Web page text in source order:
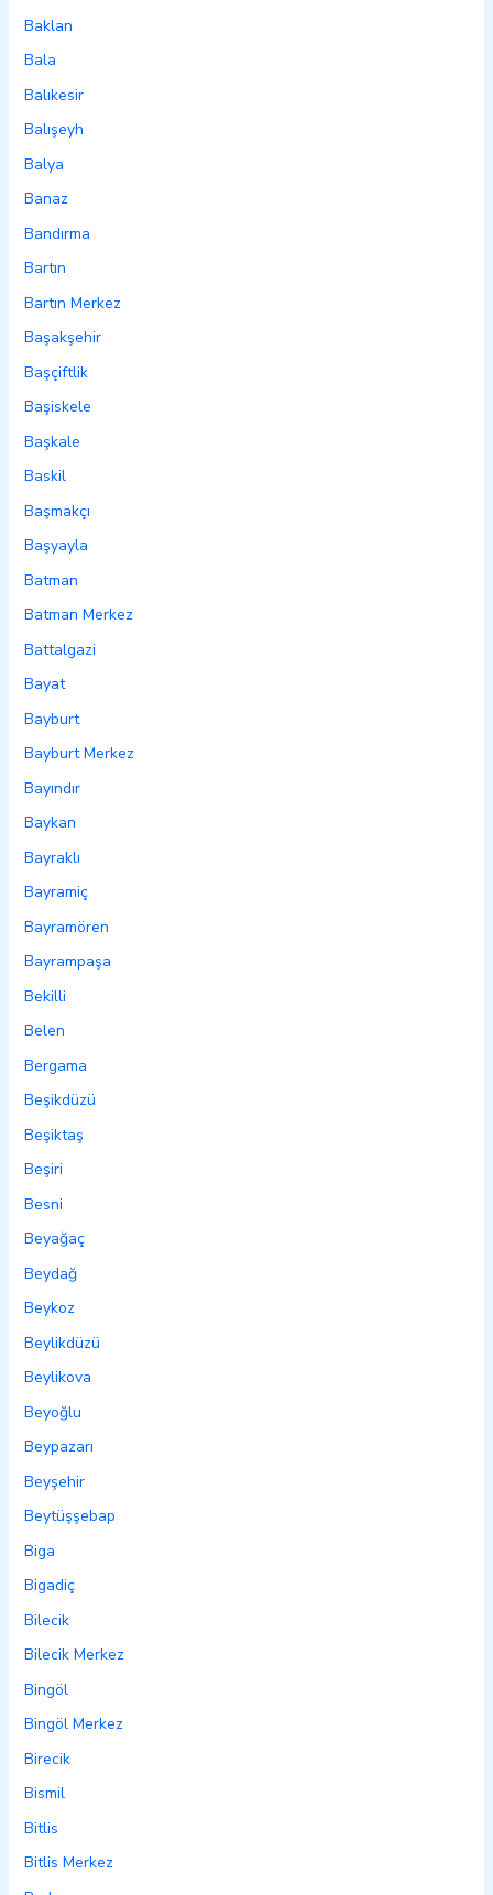
Baklan
Bala
Balıkesir
Balışeyh
Balya
Banaz
Bandırma
Bartın
Bartın Merkez
Başakşehir
Başçiftlik
Başiskele
Başkale
Baskil
Başmakçı
Başyayla
Batman
Batman Merkez
Battalgazi
Bayat
Bayburt
Bayburt Merkez
Bayındır
Baykan
Bayraklı
Bayramiç
Bayramören
Bayrampaşa
Bekilli
Belen
Bergama
Beşikdüzü
Beşiktaş
Beşiri
Besni
Beyağaç
Beydağ
Beykoz
Beylikdüzü
Beylikova
Beyoğlu
Beypazarı
Beyşehir
Beytüşşebap
Biga
Bigadiç
Bilecik
Bilecik Merkez
Bingöl
Bingöl Merkez
Birecik
Bismil
Bitlis
Bitlis Merkez